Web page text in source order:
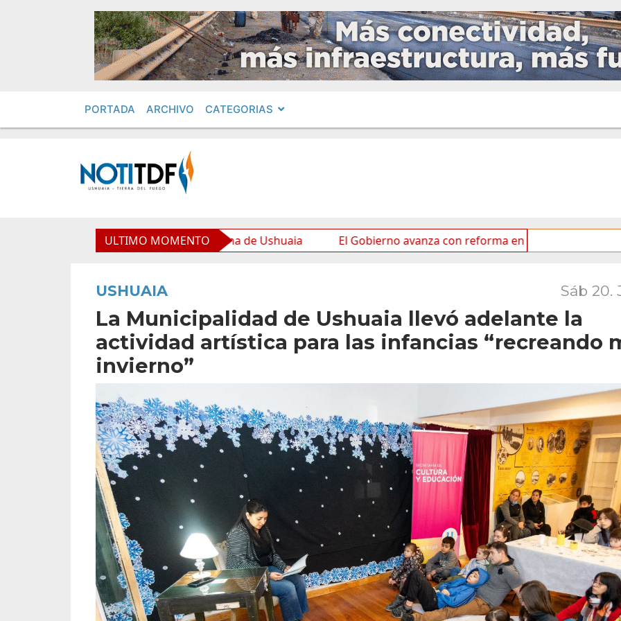
PORTADA ARCHIVO CATEGORIAS
ULTIMO MOMENTO
equipamiento para la Nueva Usina de Ushuaia El Gobierno avanza con reforma en el Senado
USHUAIA Sáb 20.
La Municipalidad de Ushuaia llevó adelante la
actividad artística para las infancias “recreando
invierno”